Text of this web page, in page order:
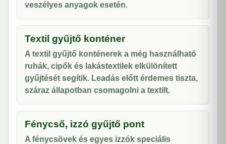
veszélyes anyagok esetén.
Textil gyűjtő konténer
A textil gyűjtő konténerek a még használható
ruhák, cipők és lakástextilek elkülönített
gyűjtését segítik. Leadás előtt érdemes tiszta,
száraz állapotban csomagolni a textilt.
Fénycső, izzó gyűjtő pont
A fénycsövek és egyes izzók speciális